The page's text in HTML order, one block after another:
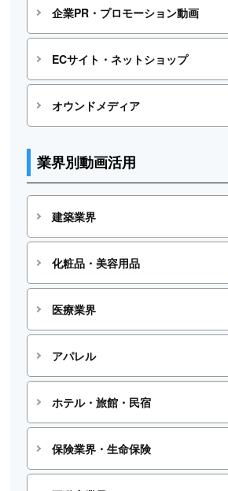
企業PR・プロモーション動画
ECサイト・ネットショップ
オウンドメディア
業界別動画活用
建築業界
化粧品・美容用品
医療業界
アパレル
ホテル・旅館・民宿
保険業界・生命保険